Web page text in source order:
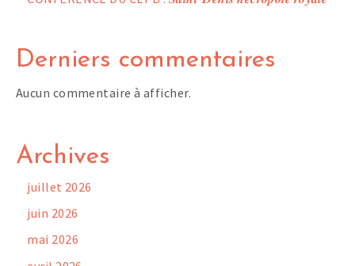
Derniers commentaires
Aucun commentaire à afficher.
Archives
juillet 2026
juin 2026
mai 2026